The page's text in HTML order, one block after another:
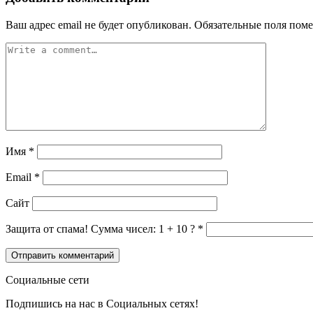
Ваш адрес email не будет опубликован. Обязательные поля
Имя *
Email *
Сайт
Защита от спама! Сумма чисел: 1 + 10 ? *
Социальные сети
Подпишись на нас в Социальных сетях!